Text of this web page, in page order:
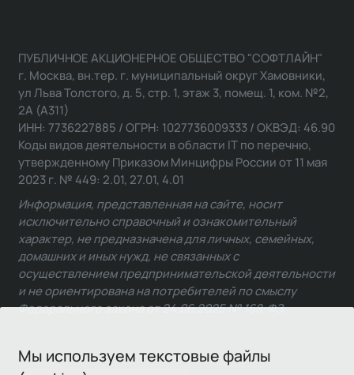
Мы используем текстовые файлы
ПУБЛИЧНОЕ АКЦИОНЕРНОЕ ОБЩЕСТВО "СОФТЛАЙН"
г. Москва, вн.тер. г. муниципальный округ Хамовники,
ул Льва Толстого, д. 5, стр. 1, этаж 3, помещ. 1, ком. №2,
2А (А311)
ИНН: 7736227885 / ОГРН: 1027736009333 / ОКВЭД: 46.90
Коды видов деятельности в области IT по перечню,
утвержденному Приказом Минцифры России от 11 мая
2023 г. № 449: 2.01, 27.01, 4.01
Информация, представленная на сайте, носит
исключительно справочный и ознакомительный
характер, не предназначена для личных, семейных,
домашних и иных нужд, не связанных с
осуществлением предпринимательской деятельности
и не ориентирована на потребителей по смыслу
Федерального закона от 24.06.2025 № 168-ФЗ.